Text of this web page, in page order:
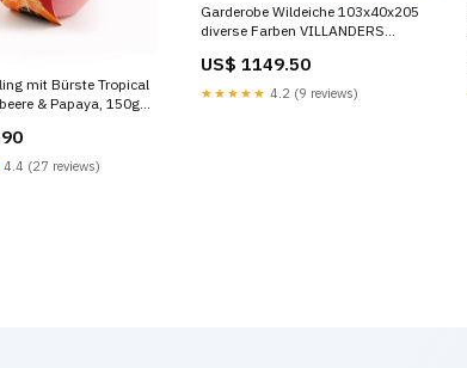
mit Bürste Tropical
& Papaya, 150g
4.4 (27 reviews)
Garderobe Wildeiche 103x40x205
diverse Farben VILLANDERS
US$ 1149.50
★★★★★ 4.2 (9 reviews)